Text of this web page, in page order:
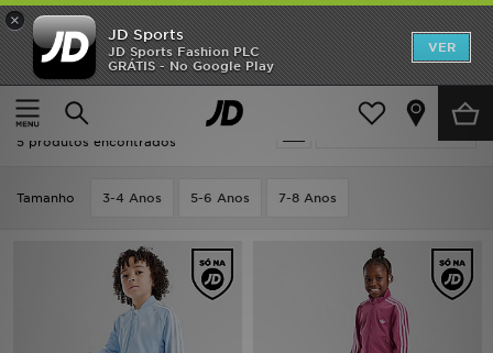
×
JD Sports
JD Sports Fashion PLC
GRÁTIS - No Google Play
VER
Página principal
Criança Roupa de Criança (3-7 Anos) Fatos
Actualizar a pesquisa
Criança - Adidas Fatos
5 produtos encontrados
Tamanho 3-4 Anos 5-6 Anos 7-8 Anos
INÍCIO
Promoções
NOVIDADES